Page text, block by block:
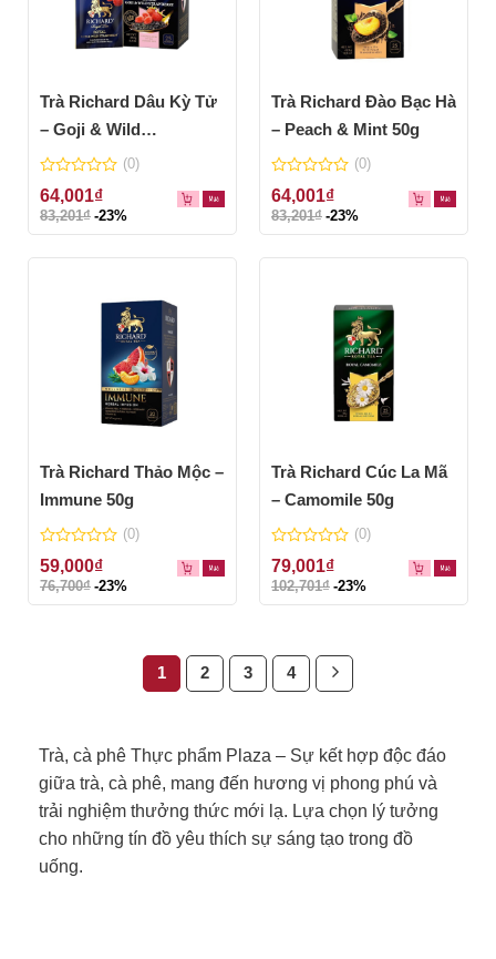
Trà Richard Dâu Kỳ Tử
– Goji & Wild
Strawberry 42,5g (25 túi
lọc)
0
out
of
(0)
64,001₫
83,201₫ -23%
Trà Richard Đào Bạc Hà
– Peach & Mint 50g
0
out
of
(0)
64,001₫
83,201₫ -23%
Trà Richard Thảo Mộc –
Immune 50g
0
out
of
(0)
59,000₫
76,700₫ -23%
Trà Richard Cúc La Mã
– Camomile 50g
0
out
of
(0)
79,001₫
102,701₫ -23%
1 2 3 4
Trà, cà phê Thực phẩm Plaza – Sự kết hợp độc đáo
giữa trà, cà phê, mang đến hương vị phong phú và
trải nghiệm thưởng thức mới lạ. Lựa chọn lý tưởng
cho những tín đồ yêu thích sự sáng tạo trong đồ
uống.